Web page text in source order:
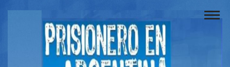
Buscador
Documentos